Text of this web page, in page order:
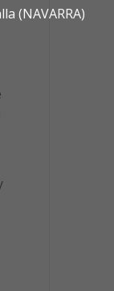
(NAVARRA)